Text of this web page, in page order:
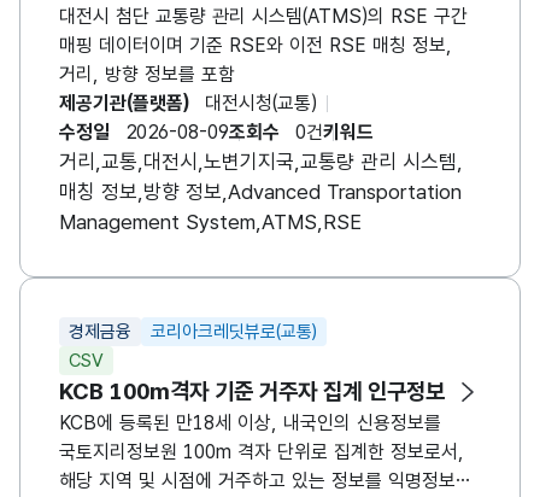
대전시 첨단 교통량 관리 시스템(ATMS)의 RSE 구간
매핑 데이터이며 기준 RSE와 이전 RSE 매칭 정보,
거리, 방향 정보를 포함
제공기관(플랫폼)
대전시청(교통)
수정일
2026-08-09조회수 0건키워드
거리,교통,대전시,노변기지국,교통량 관리 시스템,
매칭 정보,방향 정보,Advanced Transportation
Management System,ATMS,RSE
경제금융
코리아크레딧뷰로(교통)
CSV
KCB 100m격자 기준 거주자 집계 인구정보
KCB에 등록된 만18세 이상, 내국인의 신용정보를
국토지리정보원 100m 격자 단위로 집계한 정보로서,
해당 지역 및 시점에 거주하고 있는 정보를 익명정보